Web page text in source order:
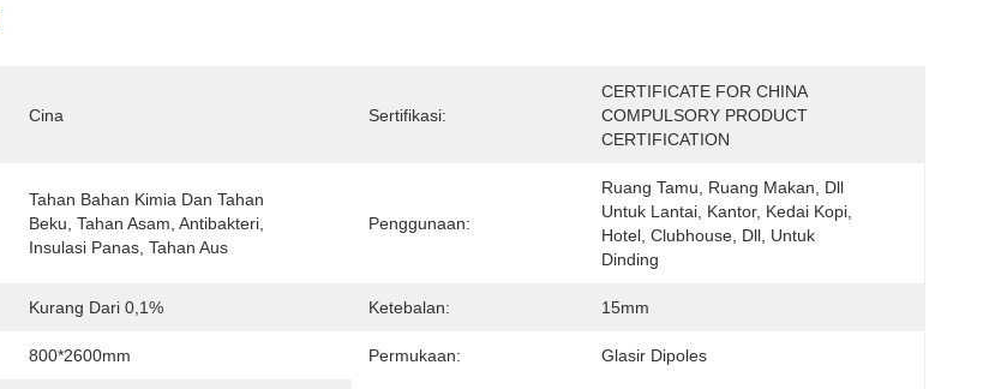
Cina Sertifikasi:
CERTIFICATE FOR CHINA
COMPULSORY PRODUCT
CERTIFICATION
Tahan Bahan Kimia Dan Tahan
Beku, Tahan Asam, Antibakteri,
Insulasi Panas, Tahan Aus
Penggunaan:
Ruang Tamu, Ruang Makan, Dll
Untuk Lantai, Kantor, Kedai Kopi,
Hotel, Clubhouse, Dll, Untuk
Dinding
Kurang Dari 0,1% Ketebalan: 15mm
800*2600mm Permukaan: Glasir Dipoles